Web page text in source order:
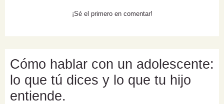
¡Sé el primero en comentar!
Cómo hablar con un adolescente:
lo que tú dices y lo que tu hijo
entiende.